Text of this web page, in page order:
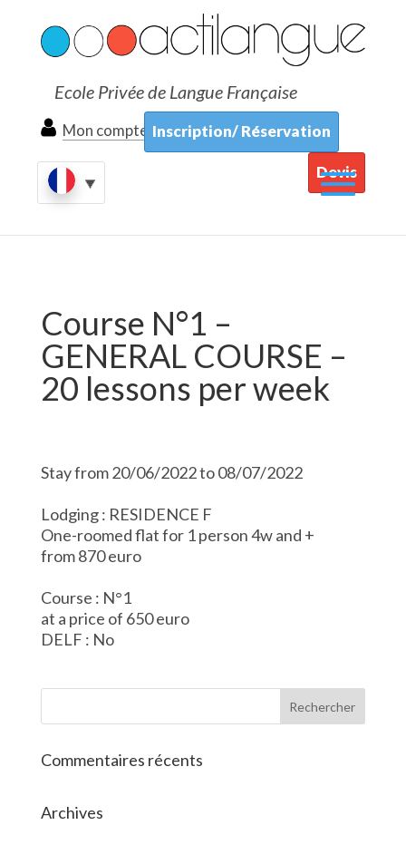
Ecole Privée de Langue Française
Mon compte Inscription/ Réservation
Devis
Course N°1 –
GENERAL COURSE –
20 lessons per week
Stay from 20/06/2022 to 08/07/2022
Lodging : RESIDENCE F
One-roomed flat for 1 person 4w and +
from 870 euro
Course : N°1
at a price of 650 euro
DELF : No
Commentaires récents
Archives